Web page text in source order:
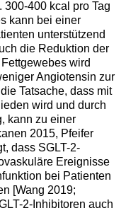
400 kcal pro Tag
kann bei einer
unterstützend
die Reduktion der
wird
Angiotensin zur
Tatsache, dass mit
wird und durch
kann zu einer
2015, Pfeifer
dass SGLT-2-
Ereignisse
bei Patienten
[Wang 2019;
2-Inhibitoren auch